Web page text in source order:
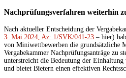
Nachprüfungsverfahren weiterhin
Nach aktueller Entscheidung der
3. Mai 2024, Az: 1/SVK/041-23 – hier)
von Miniwettbewerben die grundsätzliche
Vergabekammer Nachprüfungsanträge zu
unterstreicht die Bedeutung der Einhaltung
und bietet Bietern einen effektiven